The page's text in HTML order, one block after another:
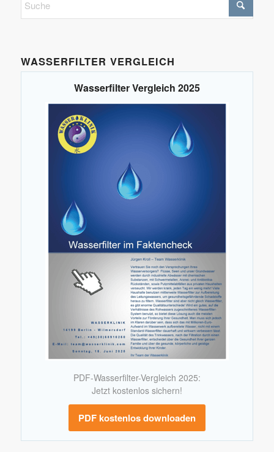
WASSERFILTER VERGLEICH
Wasserfilter Vergleich 2025
PDF-Wasserfilter-Vergleich 2025:
Jetzt kostenlos sichern!
PDF kostenlos downloaden